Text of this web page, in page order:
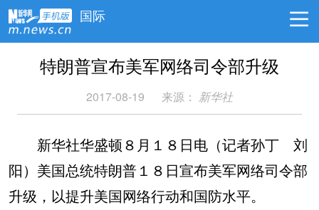
国际
特朗普宣布美军网络司令部升级
2017-08-19 来源： 新华社
新华社华盛顿８月１８日电（记者孙丁 刘
阳）美国总统特朗普１８日宣布美军网络司令部
升级，以提升美国网络行动和国防水平。